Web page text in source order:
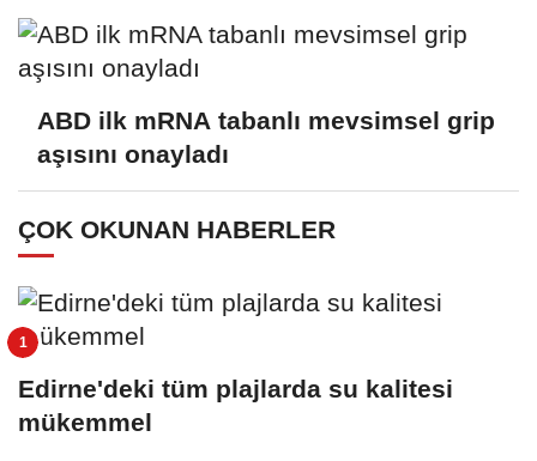
ABD ilk mRNA tabanlı mevsimsel grip
aşısını onayladı
ÇOK OKUNAN HABERLER
Edirne'deki tüm plajlarda su kalitesi
mükemmel